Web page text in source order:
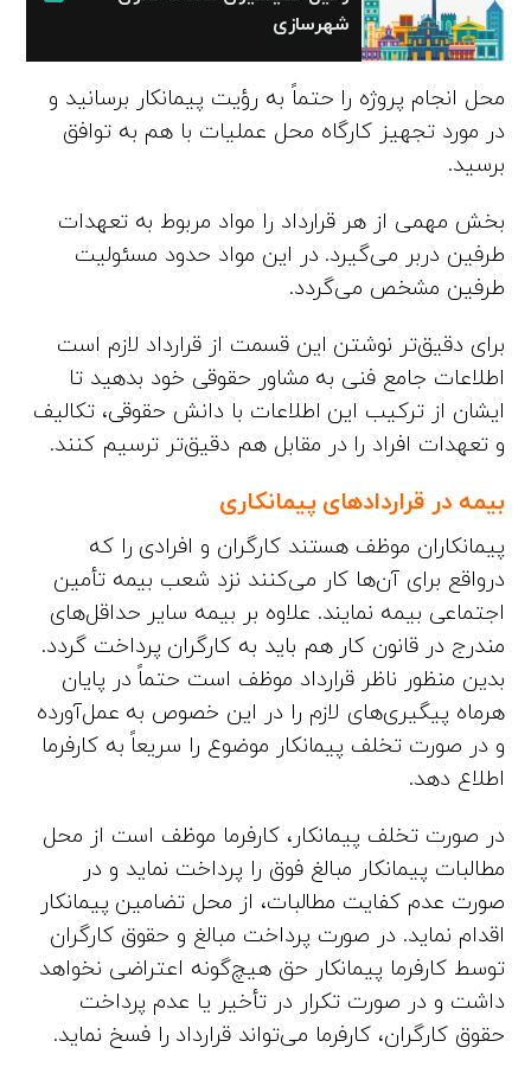
شهرسازی
محل انجام پروژه را حتماً به رؤیت پیمانکار برسانید و
در مورد تجهیز کارگاه محل عملیات با هم به توافق
برسید.
بخش مهمی از هر قرارداد را مواد مربوط به تعهدات
طرفین دربر می‌گیرد. در این مواد حدود مسئولیت
طرفین مشخص می‌گردد.
برای دقیق‌تر نوشتن این قسمت از قرارداد لازم است
اطلاعات جامع فنی به مشاور حقوقی خود بدهید تا
ایشان از ترکیب این اطلاعات با دانش حقوقی، تکالیف
و تعهدات افراد را در مقابل هم دقیق‌تر ترسیم کنند.
بیمه در قراردادهای پیمانکاری
پیمانکاران موظف هستند کارگران و افرادی را که
درواقع برای آن‌ها کار می‌کنند نزد شعب بیمه تأمین
اجتماعی بیمه نمایند. علاوه بر بیمه سایر حداقل‌های
مندرج در قانون کار هم باید به کارگران پرداخت گردد.
بدین منظور ناظر قرارداد موظف است حتماً در پایان
هرماه پیگیری‌های لازم را در این خصوص به عمل‌آورده
و در صورت تخلف پیمانکار موضوع را سریعاً به کارفرما
اطلاع دهد.
در صورت تخلف پیمانکار، کارفرما موظف است از محل
مطالبات پیمانکار مبالغ فوق را پرداخت نماید و در
صورت عدم کفایت مطالبات، از محل تضامین پیمانکار
اقدام نماید. در صورت پرداخت مبالغ و حقوق کارگران
توسط کارفرما پیمانکار حق هیچ‌گونه اعتراضی نخواهد
داشت و در صورت تکرار در تأخیر یا عدم پرداخت
حقوق کارگران، کارفرما می‌تواند قرارداد را فسخ نماید.